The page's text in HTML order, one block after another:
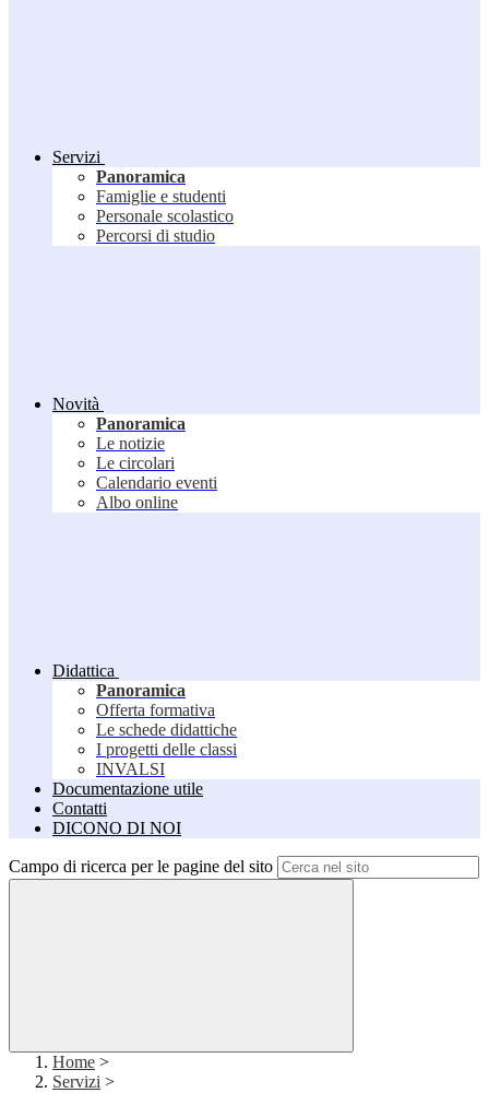
Servizi
Panoramica
Famiglie e studenti
Personale scolastico
Percorsi di studio
Novità
Panoramica
Le notizie
Le circolari
Calendario eventi
Albo online
Didattica
Panoramica
Offerta formativa
Le schede didattiche
I progetti delle classi
INVALSI
Documentazione utile
Contatti
DICONO DI NOI
Campo di ricerca per le pagine del sito
Home >
Servizi >